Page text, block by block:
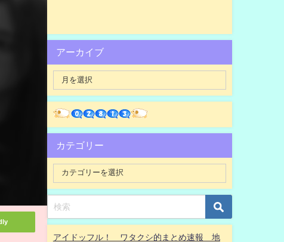
アーカイブ
カテゴリー
アイドッフル！ ワタクシ的まとめ速報 地